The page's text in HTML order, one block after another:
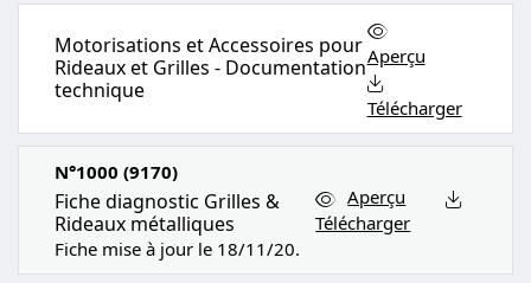
Motorisations et Accessoires pour
Rideaux et Grilles - Documentation
technique
Aperçu
Télécharger
N°1000 (9170)
Fiche diagnostic Grilles &
Rideaux métalliques
Fiche mise à jour le 18/11/20.
Aperçu
Télécharger